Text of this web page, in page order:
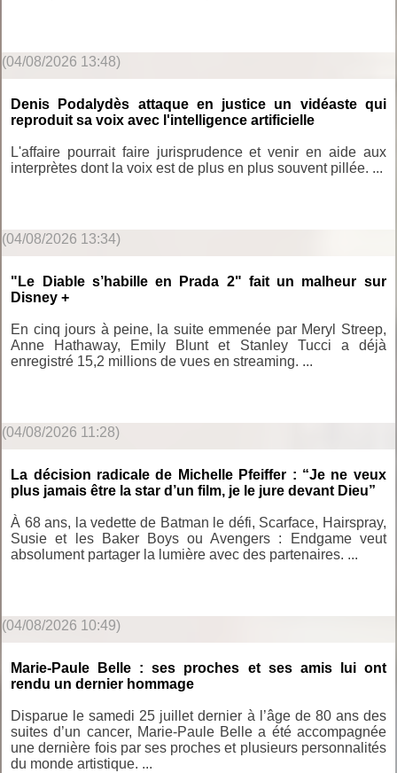
(04/08/2026 13:48)
Denis Podalydès attaque en justice un vidéaste qui
reproduit sa voix avec l'intelligence artificielle
L'affaire pourrait faire jurisprudence et venir en aide aux
interprètes dont la voix est de plus en plus souvent pillée. ...
(04/08/2026 13:34)
"Le Diable s’habille en Prada 2" fait un malheur sur
Disney +
En cinq jours à peine, la suite emmenée par Meryl Streep,
Anne Hathaway, Emily Blunt et Stanley Tucci a déjà
enregistré 15,2 millions de vues en streaming. ...
(04/08/2026 11:28)
La décision radicale de Michelle Pfeiffer : “Je ne veux
plus jamais être la star d’un film, je le jure devant Dieu”
À 68 ans, la vedette de Batman le défi, Scarface, Hairspray,
Susie et les Baker Boys ou Avengers : Endgame veut
absolument partager la lumière avec des partenaires. ...
(04/08/2026 10:49)
Marie-Paule Belle : ses proches et ses amis lui ont
rendu un dernier hommage
Disparue le samedi 25 juillet dernier à l’âge de 80 ans des
suites d’un cancer, Marie-Paule Belle a été accompagnée
une dernière fois par ses proches et plusieurs personnalités
du monde artistique. ...